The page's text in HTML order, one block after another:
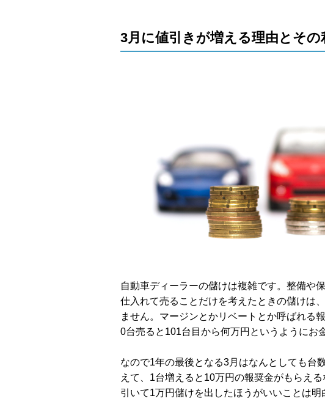
3月に値引きが増える理由とその
自動車ディーラーの儲けは複雑です。整備や
仕入れて売ることだけを考えたときの儲けは
ません。マージンとかリベートとか呼ばれる
0台売ると101台目から何万円というようにお
なので1年の最後となる3月はなんとしても台
えて、1台増えると10万円の報奨金がもらえ
引いて1万円儲けを出したほうがいいことは明